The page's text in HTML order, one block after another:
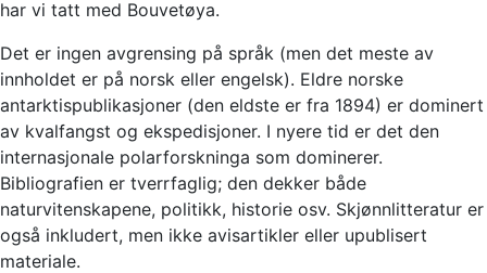
har vi tatt med Bouvetøya.
Det er ingen avgrensing på språk (men det meste av
innholdet er på norsk eller engelsk). Eldre norske
antarktispublikasjoner (den eldste er fra 1894) er dominert
av kvalfangst og ekspedisjoner. I nyere tid er det den
internasjonale polarforskninga som dominerer.
Bibliografien er tverrfaglig; den dekker både
naturvitenskapene, politikk, historie osv. Skjønnlitteratur er
også inkludert, men ikke avisartikler eller upublisert
materiale.